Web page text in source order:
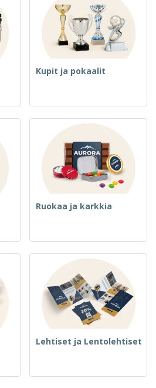
Kupit ja pokaalit
Ruokaa ja karkkia
Lehtiset ja Lentolehtiset